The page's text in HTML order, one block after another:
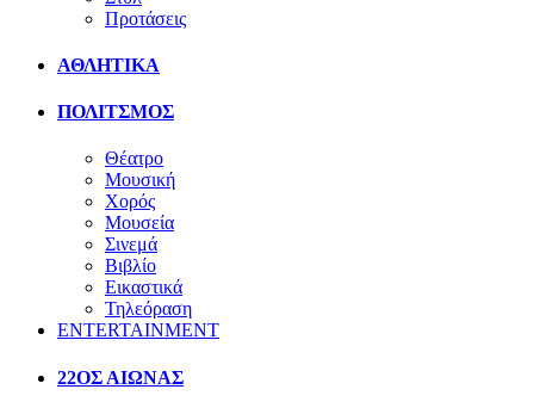
Προτάσεις
ΑΘΛΗΤΙΚΑ
ΠΟΛΙΤΣΜΟΣ
Θέατρο
Μουσική
Χορός
Μουσεία
Σινεμά
Βιβλίο
Εικαστικά
Τηλεόραση
ENTERTAINMENT
22ΟΣ ΑΙΩΝΑΣ